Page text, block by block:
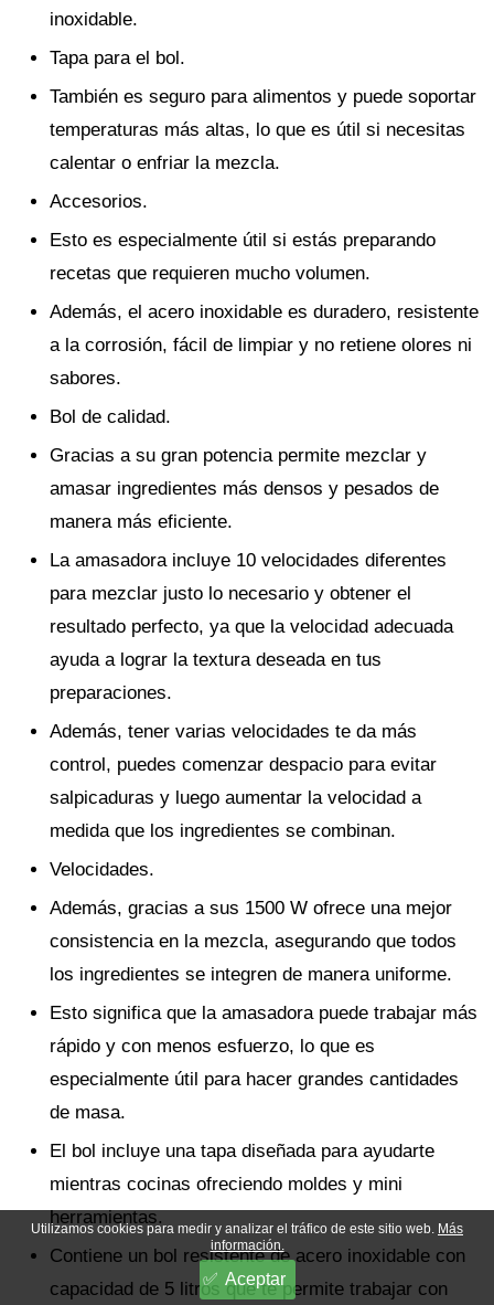
inoxidable.
Tapa para el bol.
También es seguro para alimentos y puede soportar
temperaturas más altas, lo que es útil si necesitas
calentar o enfriar la mezcla.
Accesorios.
Esto es especialmente útil si estás preparando
recetas que requieren mucho volumen.
Además, el acero inoxidable es duradero, resistente
a la corrosión, fácil de limpiar y no retiene olores ni
sabores.
Bol de calidad.
Gracias a su gran potencia permite mezclar y
amasar ingredientes más densos y pesados de
manera más eficiente.
La amasadora incluye 10 velocidades diferentes
para mezclar justo lo necesario y obtener el
resultado perfecto, ya que la velocidad adecuada
ayuda a lograr la textura deseada en tus
preparaciones.
Además, tener varias velocidades te da más
control, puedes comenzar despacio para evitar
salpicaduras y luego aumentar la velocidad a
medida que los ingredientes se combinan.
Velocidades.
Además, gracias a sus 1500 W ofrece una mejor
consistencia en la mezcla, asegurando que todos
los ingredientes se integren de manera uniforme.
Esto significa que la amasadora puede trabajar más
rápido y con menos esfuerzo, lo que es
especialmente útil para hacer grandes cantidades
de masa.
El bol incluye una tapa diseñada para ayudarte
mientras cocinas ofreciendo moldes y mini
herramientas.
Contiene un bol resistente de acero inoxidable con
capacidad de 5 litros que te permite trabajar con
Utilizamos cookies para medir y analizar el tráfico de este sitio web. Más
información.
Aceptar